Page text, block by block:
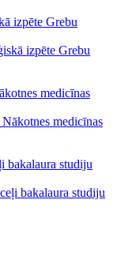
izpēte Grebu
medicīnas
bakalaura studiju